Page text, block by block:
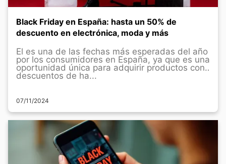
Black Friday en España: hasta un 50% de
descuento en electrónica, moda y más
El es una de las fechas más esperadas del año
por los consumidores en España, ya que es una
oportunidad única para adquirir productos con
descuentos de ha...
07/11/2024